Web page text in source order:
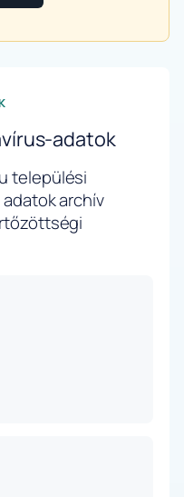
adatok
települési
archív